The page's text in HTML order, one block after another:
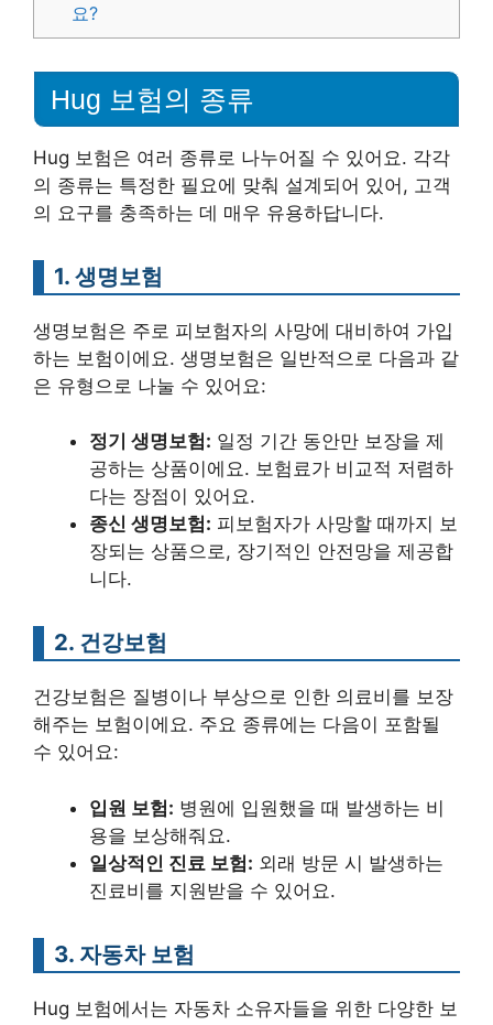
요?
Hug 보험의 종류
Hug 보험은 여러 종류로 나누어질 수 있어요. 각각
의 종류는 특정한 필요에 맞춰 설계되어 있어, 고객
의 요구를 충족하는 데 매우 유용하답니다.
1. 생명보험
생명보험은 주로 피보험자의 사망에 대비하여 가입
하는 보험이에요. 생명보험은 일반적으로 다음과 같
은 유형으로 나눌 수 있어요:
정기 생명보험: 일정 기간 동안만 보장을 제
공하는 상품이에요. 보험료가 비교적 저렴하
다는 장점이 있어요.
종신 생명보험: 피보험자가 사망할 때까지 보
장되는 상품으로, 장기적인 안전망을 제공합
니다.
2. 건강보험
건강보험은 질병이나 부상으로 인한 의료비를 보장
해주는 보험이에요. 주요 종류에는 다음이 포함될
수 있어요:
입원 보험: 병원에 입원했을 때 발생하는 비
용을 보상해줘요.
일상적인 진료 보험: 외래 방문 시 발생하는
진료비를 지원받을 수 있어요.
3. 자동차 보험
Hug 보험에서는 자동차 소유자들을 위한 다양한 보